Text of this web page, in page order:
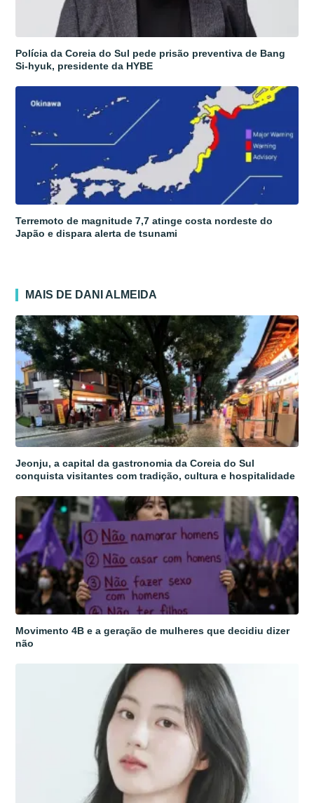
Polícia da Coreia do Sul pede prisão preventiva de Bang
Si-hyuk, presidente da HYBE
Terremoto de magnitude 7,7 atinge costa nordeste do
Japão e dispara alerta de tsunami
MAIS DE DANI ALMEIDA
Jeonju, a capital da gastronomia da Coreia do Sul
conquista visitantes com tradição, cultura e hospitalidade
Movimento 4B e a geração de mulheres que decidiu dizer
não